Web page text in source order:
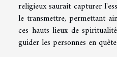
religieux saurait capturer
le transmettre, permettant
ces hauts lieux de
guider les personnes en